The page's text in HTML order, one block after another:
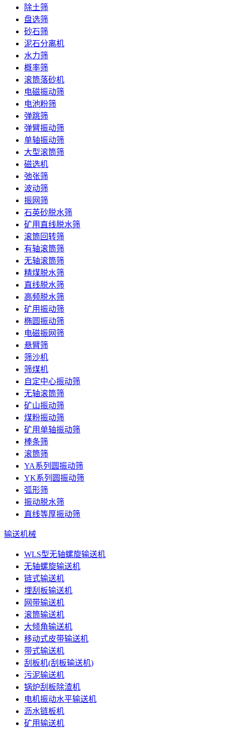
除土筛
盘选筛
砂石筛
泥石分离机
水力筛
概率筛
滚筒落砂机
电磁振动筛
电池粉筛
弹跳筛
弹臂振动筛
单轴振动筛
大型滚筒筛
磁选机
弛张筛
波动筛
振网筛
石英砂脱水筛
矿用直线脱水筛
滚筒回转筛
有轴滚筒筛
无轴滚筒筛
精煤脱水筛
直线脱水筛
高频脱水筛
矿用振动筛
椭圆振动筛
电磁振网筛
悬臂筛
筛沙机
筛煤机
自定中心振动筛
无轴滚筒筛
矿山振动筛
煤粉振动筛
矿用单轴振动筛
棒条筛
滚筒筛
YA系列圆振动筛
YK系列圆振动筛
弧形筛
振动脱水筛
直线等厚振动筛
输送机械
WLS型无轴螺旋输送机
无轴螺旋输送机
链式输送机
埋刮板输送机
网带输送机
滚筒输送机
大倾角输送机
移动式皮带输送机
带式输送机
刮板机(刮板输送机)
污泥输送机
锅炉刮板除渣机
电机振动水平输送机
沥水链板机
矿用输送机